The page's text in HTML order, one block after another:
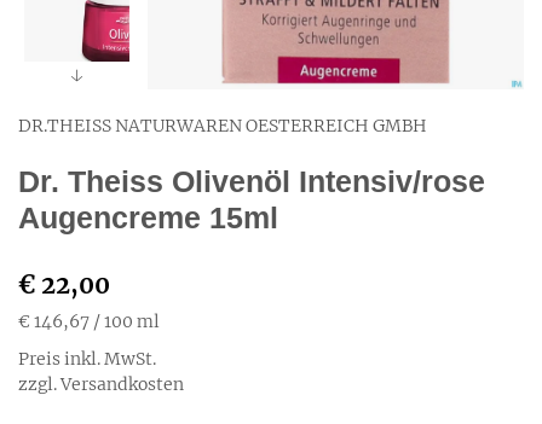
DR.THEISS NATURWAREN OESTERREICH GMBH
Dr. Theiss Olivenöl Intensiv/rose
Augencreme 15ml
€ 22,00
€ 146,67 / 100 ml
Preis inkl. MwSt.
zzgl. Versandkosten